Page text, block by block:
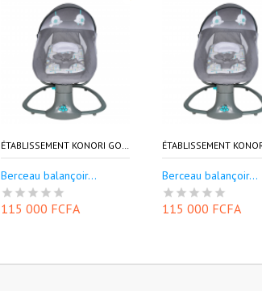
ÉTABLISSEMENT KONORI GOURIA EKG
Berceau balançoir...
115 000 FCFA
Berceau balançoir...
115 000 FCFA